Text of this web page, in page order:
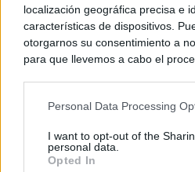
localización geográfica precisa e
características de dispositivos.
otorgarnos su consentimiento a
para que llevemos a cabo el
negar su consentimiento. Tenga
de su consentimiento, pero usted
rechazar tal procesamiento. Sus
Personal Data Processing
I want to opt-out of the
personal data.
Opted In